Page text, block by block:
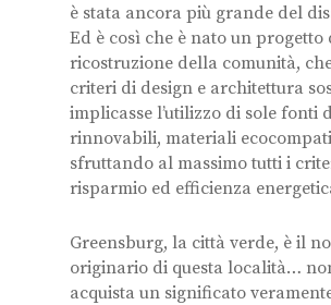
è stata ancora più grande del
Ed è così che è nato un progetto
ricostruzione della comunità,
criteri di design e architettura
implicasse l’utilizzo di sole fonti
rinnovabili, materiali
sfruttando al massimo tutti i
risparmio ed efficienza
Greensburg, la città verde, è il
originario di questa località…
acquista un significato